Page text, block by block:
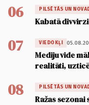
06 PILSĒTĀS UN
Kabatā
07 VIEDOKĻI
Mediju vide
realitāti,
08 PILSĒTĀS UN
Ražas